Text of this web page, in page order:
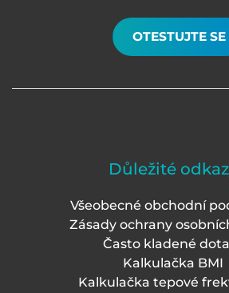
OTESTUJTE SE
Důležité
Všeobecné obchodní
Zásady ochrany
Často kladené
Kalkulačka BMI
Kalkulačka tepové